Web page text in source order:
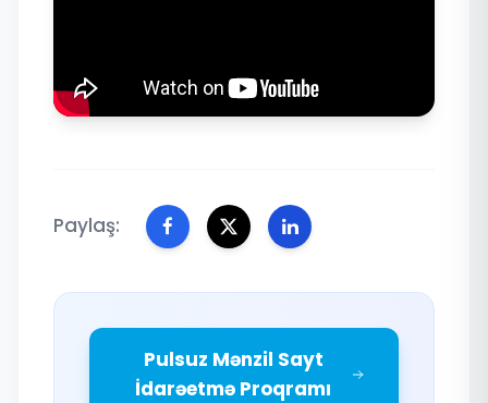
Paylaş:
Pulsuz Mənzil Sayt
İdarəetmə Proqramı